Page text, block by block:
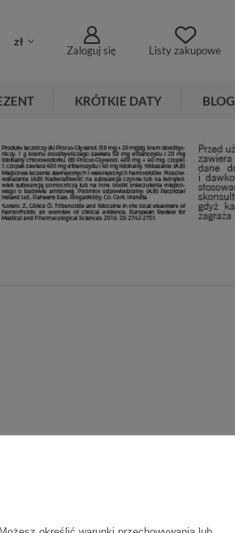
zł
Zaloguj się Listy zakupowe
KRÓTKIE DATY BLOG